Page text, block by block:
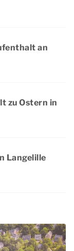
an
zu Ostern in
Unterkunft
Langelille
Website bei